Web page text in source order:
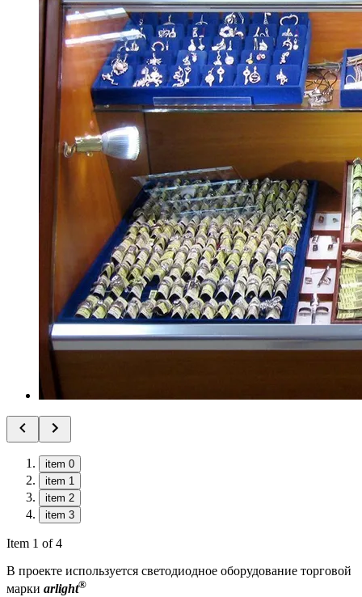
item 0
item 1
item 2
item 3
Item 1 of 4
В проекте используется светодиодное оборудование торговой
марки arlight®